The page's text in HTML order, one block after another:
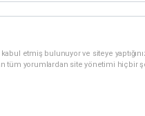
kabul etmiş bulunuyor ve siteye
tüm yorumlardan site yönetimi hiçbir